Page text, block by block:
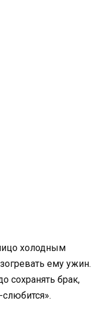
холодным
ему ужин.
сохранять брак,
слюбится».